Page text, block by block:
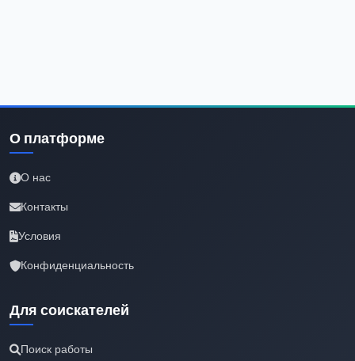
О платформе
О нас
Контакты
Условия
Конфиденциальность
Для соискателей
Поиск работы